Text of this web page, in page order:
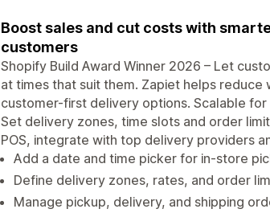
Boost sales and cut costs with
customers
Shopify Build Award Winner 2026 – Let
at times that suit them. Zapiet helps
customer-first delivery options. Scalable
Set delivery zones, time slots and order
POS, integrate with top delivery providers
Add a date and time picker for in-store
Define delivery zones, rates, and order
Manage pickup, delivery, and shipping